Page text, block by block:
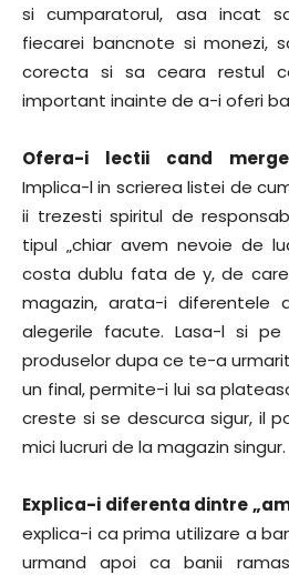
si cumparatorul, asa incat
fiecarei bancnote si monezi,
corecta si sa ceara restul
important inainte de a-i oferi
Ofera-i lectii cand
Implica-l in scrierea listei de
ii trezesti spiritul de
tipul „chiar avem nevoie de
costa dublu fata de y, de
magazin, arata-i diferentele
alegerile facute. Lasa-l si
produselor dupa ce te-a
un final, permite-i lui sa
creste si se descurca sigur, il
mici lucruri de la magazin singur.
Explica-i diferenta dintre
explica-i ca prima utilizare a
urmand apoi ca banii